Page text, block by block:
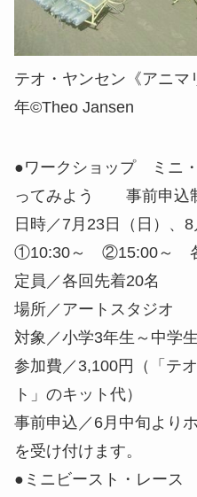
テオ・ヤンセン《アニマ
年©Theo Jansen
●ワークショップ ミニ
ってみよう 事前申込
日時／7月23日（日）、
①10:30～ ②15:00～
定員／各回先着20名
場所／アートスタジオ
対象／小学3年生～中学生
参加費／3,100円（「テ
ト」のキット代）
事前申込／6月中旬より
を受け付けます。
●ミニビースト・レー